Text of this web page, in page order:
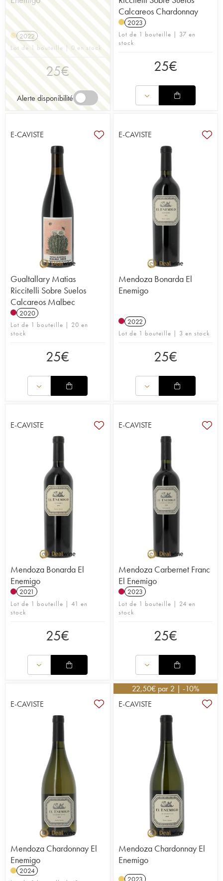
2022
Lot de 1 bouteille | 0 en stock
25€
Alerte disponibilité
Calcareos Chardonnay
2023
Lot de 1 bouteille | 37 en
stock
25€
E-CAVISTE
Gualtallary Matias
Riccitelli Sobre Suelos
Calcareos Malbec
2020
Lot de 1 bouteille | 20 en
stock
25€
E-CAVISTE
Mendoza Bonarda El
Enemigo
2022
Lot de 1 bouteille | 3 en stock
25€
E-CAVISTE
Mendoza Bonarda El
Enemigo
2021
Lot de 1 bouteille | 41 en
stock
25€
E-CAVISTE
Mendoza Carbernet Franc
El Enemigo
2023
Lot de 1 bouteille | 24 en
stock
25€
E-CAVISTE
Mendoza Chardonnay El
Enemigo
2024
22,50€ par 2 | -10%
E-CAVISTE
Mendoza Chardonnay El
Enemigo
2023